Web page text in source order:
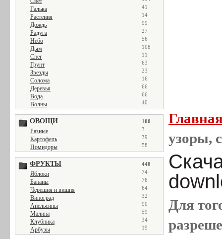
Галька 41
Растения 14
Дождь 99
Радуга 27
Небо 56
Дым 108
Снег 11
Грунт 63
Звезды 23
Солома 16
Деревья 66
Вода 66
Волны 40
ОВОЩИ 100
Разные 3
Картофель 39
Помидоры 58
ФРУКТЫ 448
Яблоки 74
Бананы 76
Черешня и вишня 64
Виноград 32
Апельсины 90
Малина 59
Клубника 34
Арбузы 19
узоры,
Для